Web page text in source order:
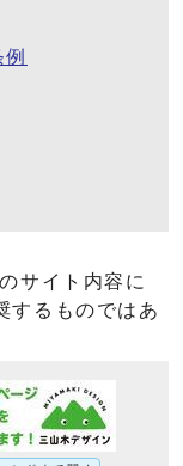
サイト内容に
するものではあ